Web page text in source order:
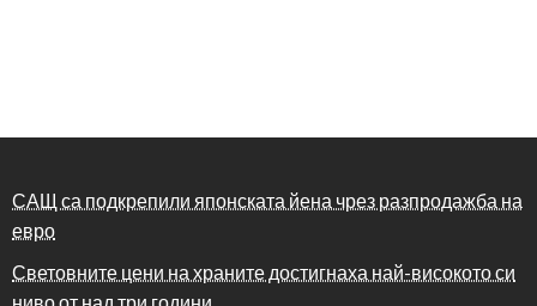
САЩ са подкрепили японската йена чрез разпродажба на
евро
Световните цени на храните достигнаха най-високото си